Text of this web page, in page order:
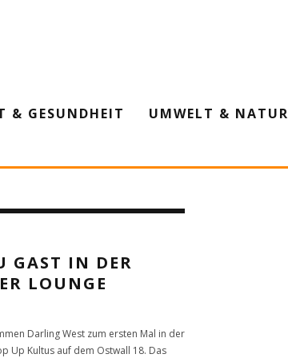
& GESUNDHEIT UMWELT & NATUR
GAST IN DER
LOUNGE
Darling West zum ersten Mal in der
Up Kultus auf dem Ostwall 18. Das